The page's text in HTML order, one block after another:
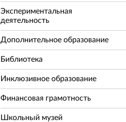
Экспериментальная
деятельность
Дополнительное образование
Библиотека
Инклюзивное образование
Финансовая грамотность
Школьный музей